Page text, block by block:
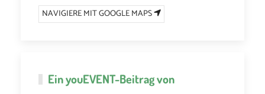
NAVIGIERE MIT GOOGLE MAPS
EinyouEVENT-Beitrag von